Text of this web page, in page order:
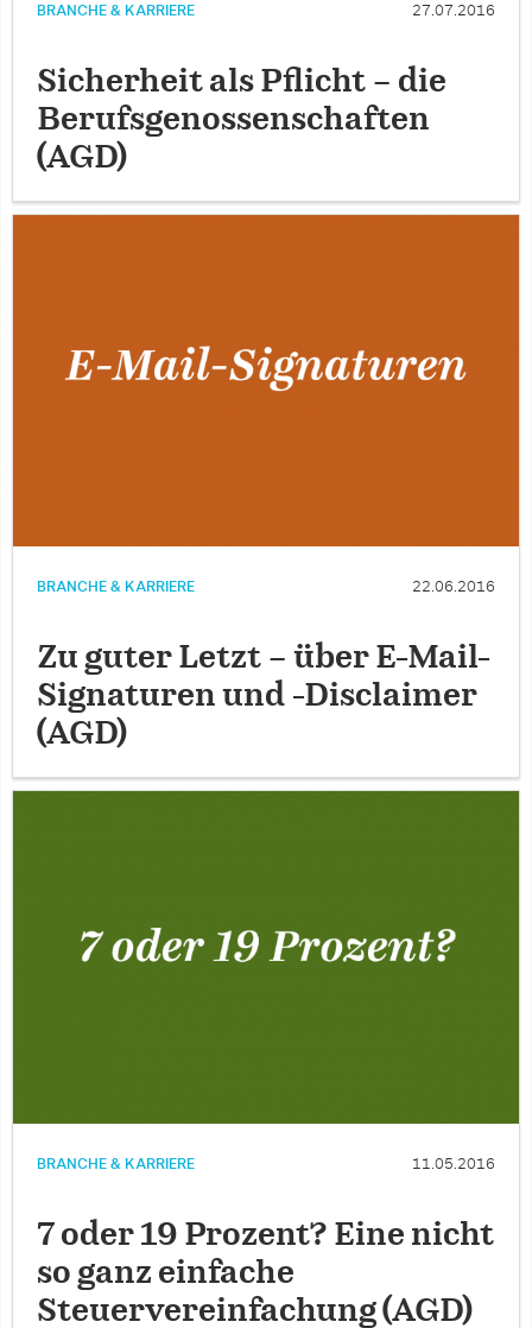
BRANCHE & KARRIERE 27.07.2016
Sicherheit als Pflicht – die
Berufsgenossenschaften
(AGD)
BRANCHE & KARRIERE 22.06.2016
Zu guter Letzt – über E-Mail-
Signaturen und -Disclaimer
(AGD)
BRANCHE & KARRIERE 11.05.2016
7 oder 19 Prozent? Eine nicht
so ganz einfache
Steuervereinfachung (AGD)